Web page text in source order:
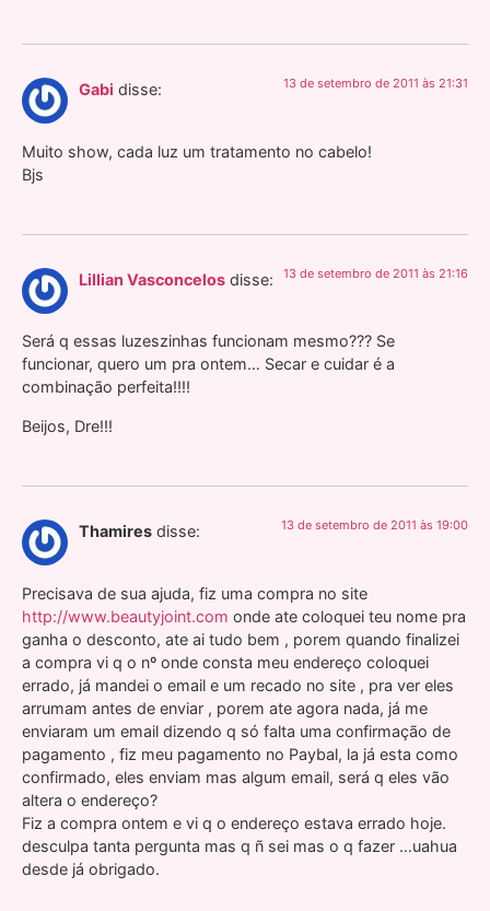
Gabi disse: 13 de setembro de 2011 às 21:31
Muito show, cada luz um tratamento no cabelo!
Bjs
Lillian Vasconcelos disse: 13 de setembro de 2011 às 21:16
Será q essas luzeszinhas funcionam mesmo??? Se
funcionar, quero um pra ontem… Secar e cuidar é a
combinação perfeita!!!!
Beijos, Dre!!!
Thamires disse: 13 de setembro de 2011 às 19:00
Precisava de sua ajuda, fiz uma compra no site
http://www.beautyjoint.com onde ate coloquei teu nome pra
ganha o desconto, ate ai tudo bem , porem quando finalizei
a compra vi q o nº onde consta meu endereço coloquei
errado, já mandei o email e um recado no site , pra ver eles
arrumam antes de enviar , porem ate agora nada, já me
enviaram um email dizendo q só falta uma confirmação de
pagamento , fiz meu pagamento no Paybal, la já esta como
confirmado, eles enviam mas algum email, será q eles vão
altera o endereço?
Fiz a compra ontem e vi q o endereço estava errado hoje.
desculpa tanta pergunta mas q ñ sei mas o q fazer …uahua
desde já obrigado.